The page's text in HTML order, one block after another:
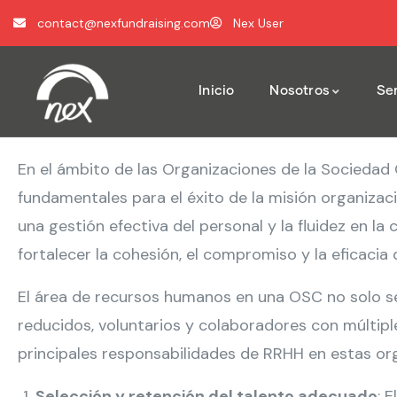
contact@nexfundraising.com Nex User
Inicio Nosotros
En el ámbito de las Organizaciones de la
fundamentales para el éxito de la misión
una gestión efectiva del personal y la fluidez en
fortalecer la cohesión, el compromiso y la
El área de recursos humanos en una OSC no
reducidos, voluntarios y colaboradores con
principales responsabilidades de RRHH en estas